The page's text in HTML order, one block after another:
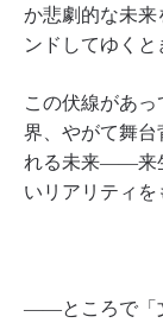
か悲劇的な未
ンドしてゆく
この伏線があ
界、やがて舞
れる未来――来
いリアリティを
――ところで「